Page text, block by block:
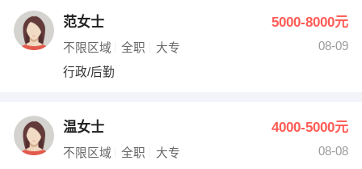
网络IT
收银员
水电/机修
范女士 5000-8000元
不限区域 全职 大专
08-09
行政/后勤
温女士 4000-5000元
不限区域 全职 大专
08-08